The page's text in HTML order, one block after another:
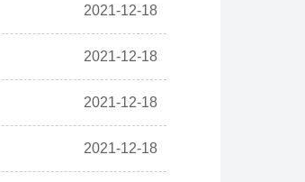
2021-12-18
2021-12-18
2021-12-18
2021-12-18